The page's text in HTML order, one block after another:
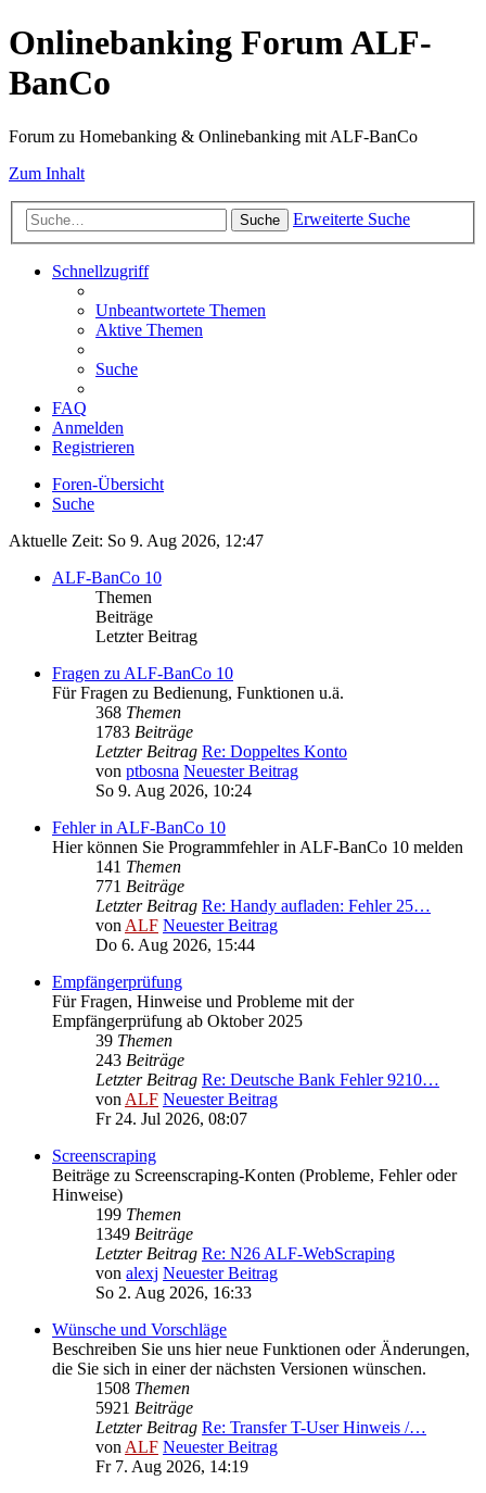
Onlinebanking Forum ALF-
BanCo
Forum zu Homebanking & Onlinebanking mit ALF-BanCo
Zum Inhalt
Suche Erweiterte Suche
Schnellzugriff
Unbeantwortete Themen
Aktive Themen
Suche
FAQ
Anmelden
Registrieren
Foren-Übersicht
Suche
Aktuelle Zeit: So 9. Aug 2026, 12:47
ALF-BanCo 10
Themen
Beiträge
Letzter Beitrag
Fragen zu ALF-BanCo 10
Für Fragen zu Bedienung, Funktionen u.ä.
368 Themen
1783 Beiträge
Letzter Beitrag Re: Doppeltes Konto
von ptbosna Neuester Beitrag
So 9. Aug 2026, 10:24
Fehler in ALF-BanCo 10
Hier können Sie Programmfehler in ALF-BanCo 10 melden
141 Themen
771 Beiträge
Letzter Beitrag Re: Handy aufladen: Fehler 25…
vonALF Neuester Beitrag
Do 6. Aug 2026, 15:44
Empfängerprüfung
Für Fragen, Hinweise und Probleme mit der
Empfängerprüfung ab Oktober 2025
39 Themen
243 Beiträge
Letzter Beitrag Re: Deutsche Bank Fehler 9210…
vonALF Neuester Beitrag
Fr 24. Jul 2026, 08:07
Screenscraping
Beiträge zu Screenscraping-Konten (Probleme, Fehler oder
Hinweise)
199 Themen
1349 Beiträge
Letzter Beitrag Re: N26 ALF-WebScraping
von alexj Neuester Beitrag
So 2. Aug 2026, 16:33
Wünsche und Vorschläge
Beschreiben Sie uns hier neue Funktionen oder Änderungen,
die Sie sich in einer der nächsten Versionen wünschen.
1508 Themen
5921 Beiträge
Letzter Beitrag Re: Transfer T-User Hinweis /…
vonALF Neuester Beitrag
Fr 7. Aug 2026, 14:19